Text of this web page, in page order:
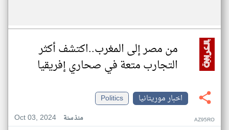
من مصر إلى المغرب..اكتشف أكثر
التجارب متعة في صحاري إفريقيا
اخبار موريتانيا
Politics
Oct 03, 2024
منذ سنة AZ95RO